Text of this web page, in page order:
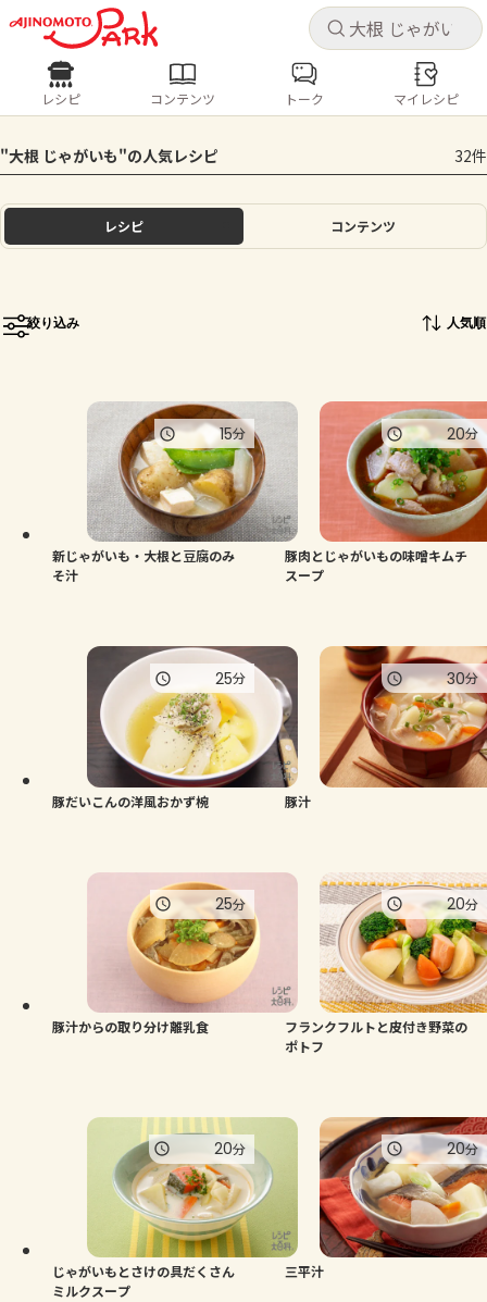
キャ
ログインするとレシピを保存できます
ログイン
ホーム
トーク
よくあるお問い合わせ
お買い物
キャ
レシピ コンテンツ
人気の食材・レシピ
きゅうり なす トマト とうもろこし
ピーマン
レシピ コンテンツ トーク マイレシピ
"大根 じゃがいも"の人気レシピ 32件
レシピ コンテンツ
絞り込み 人気順
新じゃがいも・大根と豆腐のみ
そ汁
15分
豚肉とじゃがいもの味噌キムチ
スープ
20分
豚だいこんの洋風おかず椀
25分
豚汁
30分
豚汁からの取り分け離乳食
25分
フランクフルトと皮付き野菜の
ポトフ
20分
じゃがいもとさけの具だくさん
ミルクスープ
20分
三平汁
20分